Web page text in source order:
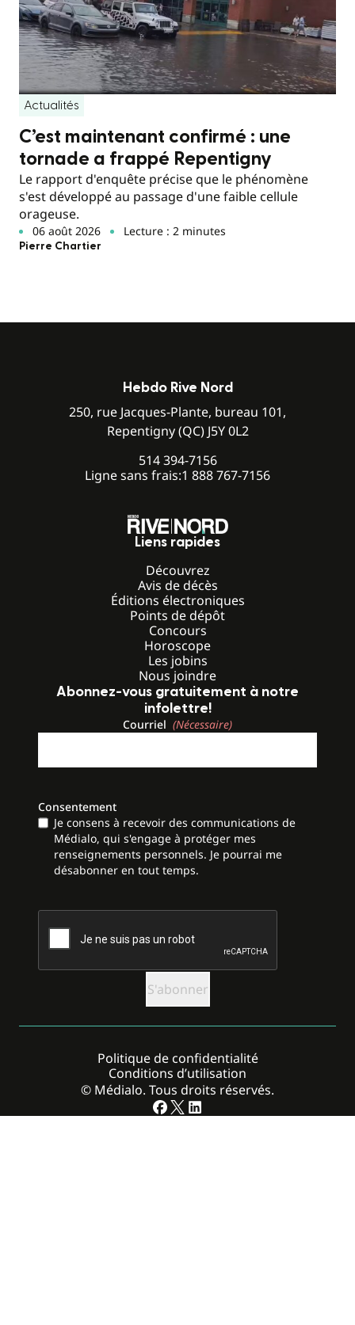
Actualités
C’est maintenant confirmé : une
tornade a frappé Repentigny
Le rapport d'enquête précise que le phénomène
s'est développé au passage d'une faible cellule
orageuse.
06 août 2026 Lecture : 2 minutes
Pierre Chartier
Hebdo Rive Nord
250, rue Jacques-Plante, bureau 101,
Repentigny (QC) J5Y 0L2
514 394-7156
Ligne sans frais:1 888 767-7156
Liens rapides
Découvrez
Avis de décès
Éditions électroniques
Points de dépôt
Concours
Horoscope
Les jobins
Nous joindre
Abonnez-vous gratuitement à notre
infolettre!
Courriel (Nécessaire)
Consentement
Je consens à recevoir des communications de
Médialo, qui s'engage à protéger mes
renseignements personnels. Je pourrai me
désabonner en tout temps.
CAPTCHA
© Médialo. Tous droits réservés.
Politique de confidentialité
Conditions d’utilisation